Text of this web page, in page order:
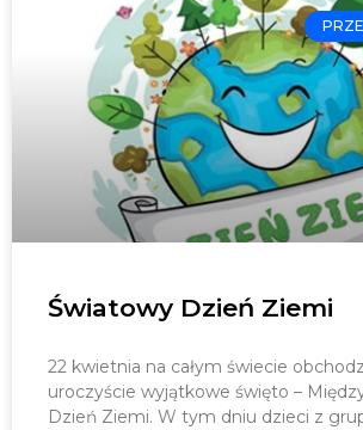
Światowy Dzień Ziemi
22 kwietnia na całym świecie
uroczyście wyjątkowe święto –
Dzień Ziemi. W tym dniu dzieci z